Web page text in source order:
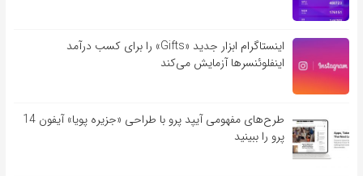
اینستاگرام ابزار جدید «Gifts» را برای کسب درآمد
اینفلوئنسرها آزمایش می‌کند
طرح‌های مفهومی آیپد پرو با طراحی «جزیره پویا» آیفون 14
پرو را ببینید